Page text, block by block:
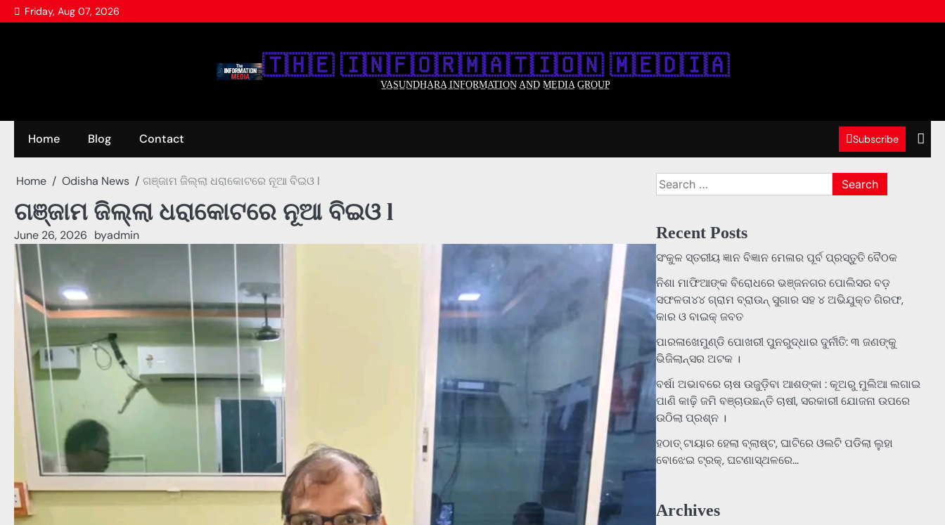
Skip
to
Friday, Aug 07, 2026
🇹‌🇭‌🇪‌ 🇮‌🇳‌🇫‌🇴‌🇷‌🇲‌🇦‌🇹‌🇮‌🇴‌🇳‌ 🇲‌🇪‌🇩‌🇮‌🇦‌
V̲A̲S̲U̲N̲D̲H̲A̲R̲A̲ I̲N̲F̲O̲R̲M̲A̲T̲I̲O̲N̲ A̲N̲D̲ M̲E̲D̲I̲A̲ G̲R̲O̲U̲P̲
Home Blog Contact Subscribe
Home Odisha News ଗଞ୍ଜାମ ଜିଲ୍ଲା ଧରାକୋଟରେ ନୂଆ ବିଇଓ l
ଗଞ୍ଜାମ ଜିଲ୍ଲା ଧରାକୋଟରେ ନୂଆ ବିଇଓ l
June 26, 2026 byadmin
Search
for:
Recent Posts
ସଂକୁଳ ସ୍ତରୀୟ ଜ୍ଞାନ ବିଜ୍ଞାନ ମେଳାର ପୂର୍ବ ପ୍ରସ୍ତୁତି ବୈଠକ
ନିଶା ମାଫିଆଙ୍କ ବିରୋଧରେ ଭଞ୍ଜନଗର ପୋଲିସର ବଡ଼
ସଫଳତା୪୪ ଗ୍ରାମ ବ୍ରାଉନ୍ ସୁଗାର ସହ ୪ ଅଭିଯୁକ୍ତ ଗିରଫ,
କାର ଓ ବାଇକ୍ ଜବତ
ପାରଳାଖେମୁଣ୍ଡି ପୋଖରୀ ପୁନରୁଦ୍ଧାର ଦୁର୍ନୀତି: ୩ ଜଣଙ୍କୁ
ଭିଜିଲାନ୍ସର ଅଟକ ।
ବର୍ଷା ଅଭାବରେ ଚାଷ ଉଜୁଡ଼ିବା ଆଶଙ୍କା : କୂଅରୁ ମୁଲିଆ ଲଗାଇ
ପାଣି କାଢ଼ି ଜମି ବଞ୍ଚାଉଛନ୍ତି ଚାଷୀ, ସରକାରୀ ଯୋଜନା ଉପରେ
ଉଠିଲା ପ୍ରଶ୍ନ ।
ହଠାତ୍‌ ଟାୟାର ହେଲା ବ୍ଲାଷ୍ଟ, ଘାଟିରେ ଓଲଟି ପଡିଲା ଲୁହା
ବୋଝେଇ ଟ୍ରକ୍‌, ଘଟଣାସ୍ଥଳରେ…
Archives